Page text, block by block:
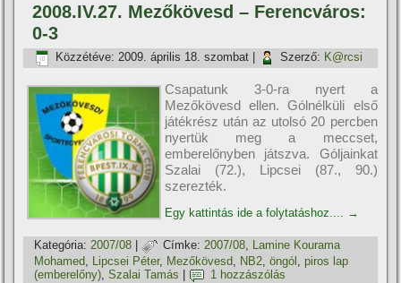
2008.IV.27. Mezőkövesd – Ferencváros:
0-3
Közzétéve: 2009. április 18. szombat Szerző: K@rcsi
Csapatunk 3-0-ra nyert a
Mezőkövesd ellen. Gólnélküli első
játékrész után az utolsó 20 percben
nyertük meg a meccset,
emberelőnyben játszva. Góljainkat
Szalai (72.), Lipcsei (87., 90.)
szerezték.
Egy kattintás ide a folytatáshoz.... →
Kategória: 2007/08 | Címke: 2007/08, Lamine Kourama
Mohamed
Lipcsei Péter, Mezőkövesd NB2 ,öngól ,piros lap
(emberelőny),Szalai Tamás 1 hozzászólás